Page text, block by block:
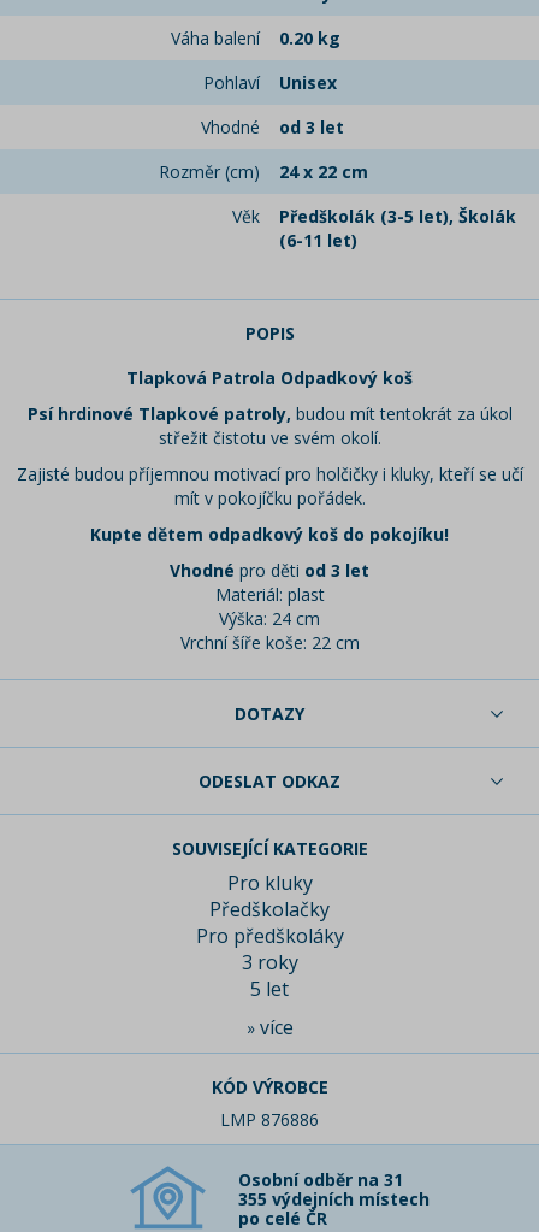
Váha balení
0.20 kg
Pohlaví
Unisex
Vhodné
od 3 let
Rozměr (cm)
24 x 22 cm
Věk
Předškolák (3-5 let), Školák
(6-11 let)
POPIS
Tlapková Patrola Odpadkový koš
Psí hrdinové Tlapkové patroly, budou mít tentokrát za úkol
střežit čistotu ve svém okolí.
Zajisté budou příjemnou motivací pro holčičky i kluky, kteří se učí
mít v pokojíčku pořádek.
Kupte dětem odpadkový koš do pokojíku!
Vhodné pro děti od 3 let
Materiál: plast
Výška: 24 cm
Vrchní šíře koše: 22 cm
DOTAZY
ODESLAT ODKAZ
SOUVISEJÍCÍ KATEGORIE
Pro kluky
Předškolačky
Pro předškoláky
3 roky
5 let
» více
KÓD VÝROBCE
LMP 876886
Osobní odběr na 31
355 výdejních místech
po celé ČR